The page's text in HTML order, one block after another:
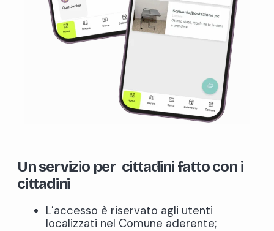
Un servizio per cittadini fatto con i
cittadini
L’accesso è riservato agli utenti
localizzati nel Comune aderente;